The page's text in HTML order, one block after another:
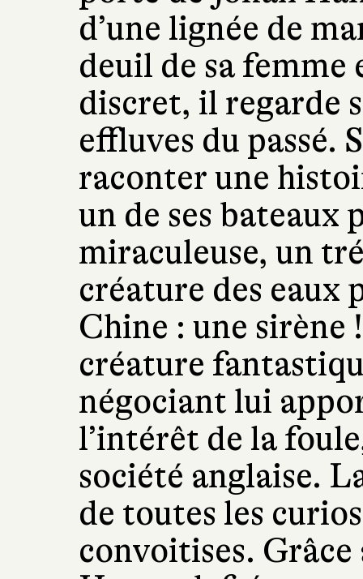
d’une lignée de
deuil de sa
discret, il regarde
effluves du passé.
raconter une
un de ses bateaux
miraculeuse, un
créature des eaux
Chine : une sirène
créature
négociant lui
l’intérêt de la
société anglaise.
de toutes les
convoitises. Grâce